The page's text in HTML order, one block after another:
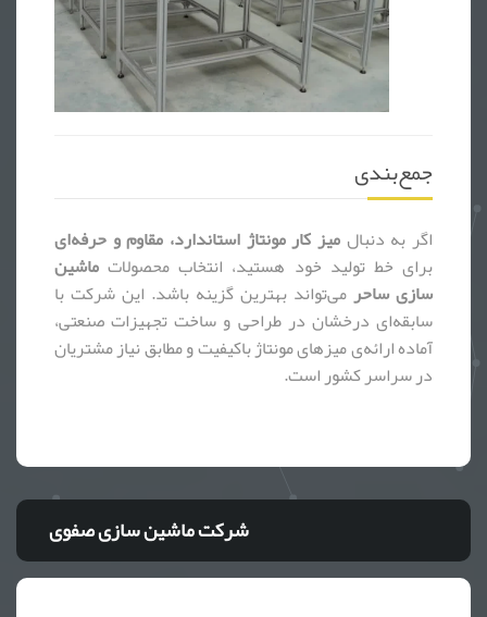
جمع‌بندی
اگر به دنبال میز کار مونتاژ استاندارد، مقاوم و حرفه‌ای
برای خط تولید خود هستید، انتخاب محصولات ماشین
سازی ساحرمی‌تواند بهترین گزینه باشد. این شرکت با
سابقه‌ای درخشان در طراحی و ساخت تجهیزات صنعتی،
آماده ارائه‌ی میزهای مونتاژ باکیفیت و مطابق نیاز مشتریان
در سراسر کشور است.
شرکت ماشین سازی صفوی